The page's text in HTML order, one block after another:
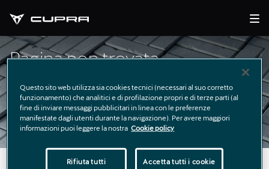
Pagina non trovata
Questo sito web utilizza sia cookies tecnici (necessari al suo corretto
funzionamento) che analitici e di profilazione propri e di terze parti (al
fine di inviare messaggi pubblicitari in linea con le preferenze
manifestate dagli utenti durante la navigazione). Per avere maggiori
informazioni puoi leggere la nostra Cookie policy
Rifiuta tutti Accetta tutti i cookie